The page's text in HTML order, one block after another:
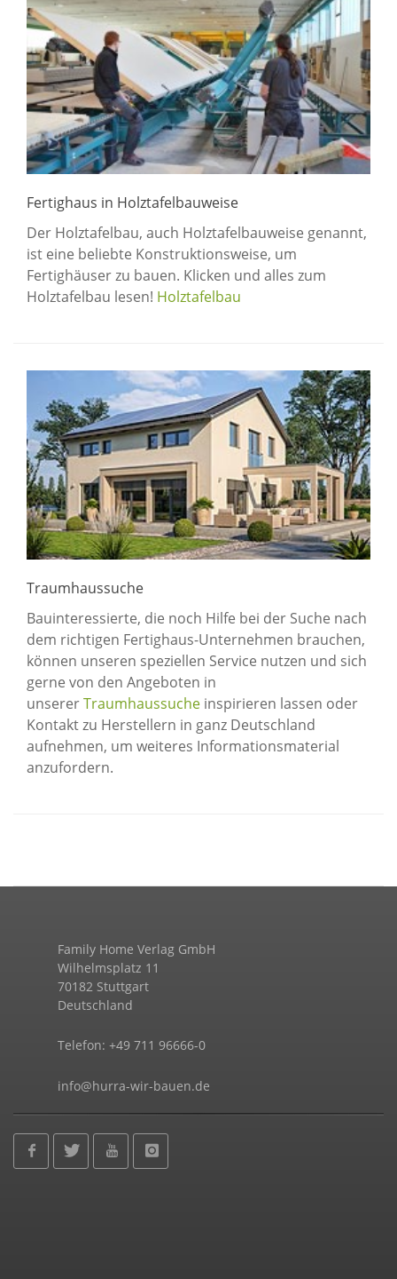
Fertighaus in Holztafelbauweise
Der Holztafelbau, auch Holztafelbauweise genannt,
ist eine beliebte Konstruktionsweise, um
Fertighäuser zu bauen. Klicken und alles zum
Holztafelbau lesen! Holztafelbau
Traumhaussuche
Bauinteressierte, die noch Hilfe bei der Suche nach
dem richtigen Fertighaus-Unternehmen brauchen,
können unseren speziellen Service nutzen und sich
gerne von den Angeboten in
unsererTraumhaussuche inspirieren lassen oder
Kontakt zu Herstellern in ganz Deutschland
aufnehmen, um weiteres Informationsmaterial
anzufordern.
Family Home Verlag GmbH
Wilhelmsplatz 11
70182 Stuttgart
Deutschland
Telefon: +49 711 96666-0
info@hurra-wir-bauen.de